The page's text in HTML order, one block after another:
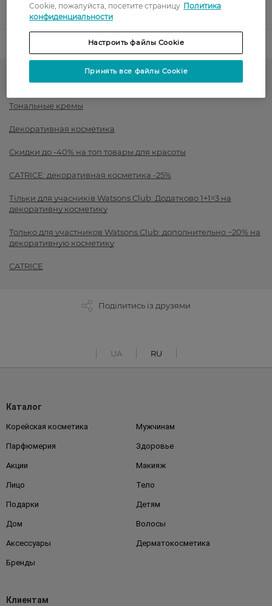
Показать больше
Тон для лица и румяна
Тональные кремы
Декоративная косметика
Скидки до -40% на топ товары для красоты
CATRICE: декоративная косметика -25%
Тільки для учасників Watsons Club: Додатково 1+1=3 на
декоративну косметику
Только для участников Watsons Club: дополнительно −20% на
декоративную косметику
CATRICE
Поділитись із друзями
UA RU
Каталог
Корейская косметика Мужчинам
Парфюмерия Здоровье
Акции Макияж
Лицо Тело
Подарки Детям
Дом Волосы
Аксессуары Дерматокосметика
Бренды
Клиентам
Cookie, пожалуйста, посетите страницу Политика
конфиденциальности
Настроить файлы Cookie
Принять все файлы Cookie